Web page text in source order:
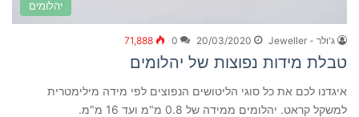
יהלומים
ג'ולר - Jeweller 20/03/2020
0
71,888
טבלת מידות נפוצות של יהלומים
איגדנו לכם את כל סוגי הליטושים הנפוצים לפי מידה מילימטרית
למשקל קראט. יהלומים ממידה של 0.8 מ"מ ועד 16 מ"מ.